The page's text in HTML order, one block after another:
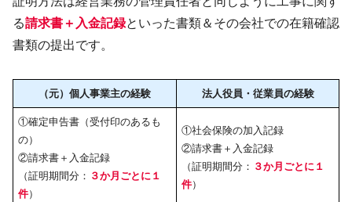
る請求書＋入金記録といった書類＆その会社での在籍確認
書類の提出です。
（元）個人事業主の経験 法人役員・従業員の経験
①確定申告書（受付印のあるも
の）
②請求書＋入金記録
（証明期間分： ３か月ごとに１
件）
①社会保険の加入記録
②請求書＋入金記録
（証明期間分： ３か月ごとに１
件）